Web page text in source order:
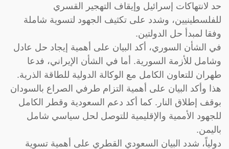
حد لانتهاكات إسرائيل وإيقاف التهجير القسري
للفلسطينيين، وشدد على تكثيف الجهود لتسوية شاملة
وفقا لمبدأ حل الدولتين.
في الشأن السوري، أكد البيان على أهمية إيجاد حل عادل
وشامل للأزمة السورية. أما في الشأن الإيراني، فدعا
طهران للتعاون الكامل مع الوكالة الدولية للطاقة الذرية.
هذا وأكد البيان على أهمية التزام طرفي الصراع بالسودان
بوقف إطلاق النار. كما أكد دعم السعودية وقطر الكامل
للجهود الأممية والإقليمية للتوصل لحل سياسي شامل
باليمن.
دولياً، شدد البيان السعودي القطري على أهمية تسوية